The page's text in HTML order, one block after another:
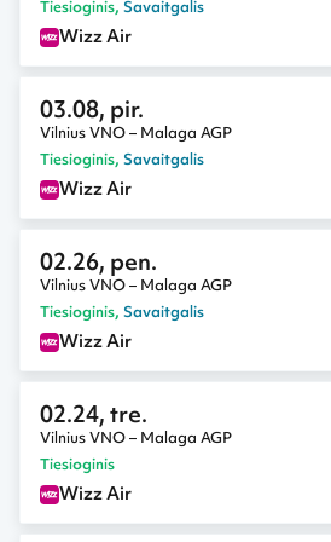
Tiesioginis, Savaitgalis
Wizz Air
03.08, pir.
Vilnius VNO – Malaga AGP
Tiesioginis, Savaitgalis
Wizz Air
02.26, pen.
Vilnius VNO – Malaga AGP
Tiesioginis, Savaitgalis
Wizz Air
02.24, tre.
Vilnius VNO – Malaga AGP
Tiesioginis
Wizz Air